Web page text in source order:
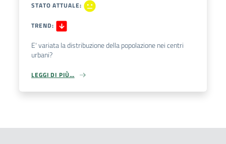
STATO ATTUALE:
TREND:
E' variata la distribuzione della popolazione nei centri
urbani?
LEGGI DI PIÙ…